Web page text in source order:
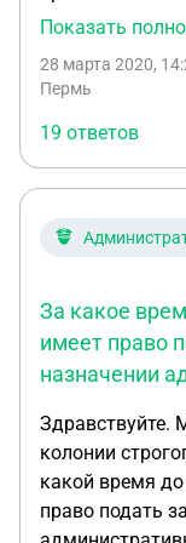
Закона
решение
этого я подал
взыскании
адвоката) с
района.
защитника по
судах общей
по делам об
мне было
Показать
28 марта 2020,
Пермь
19 ответов
За какое
имеет право
назначении
Здравствуйте.
колонии
какой время
право подать